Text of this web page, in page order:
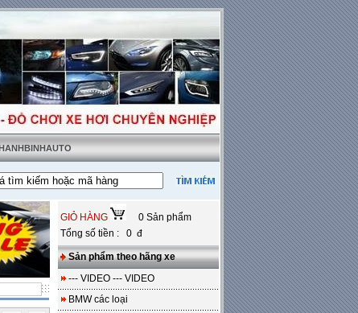
tặng sàn da---Miễn phí 100% công lắp đặt
GIỎ HÀNG
0 Sản phẩm
Tổng số tiền : 0 đ
Sản phẩm theo hãng xe
--- VIDEO --- VIDEO
BMW các loại